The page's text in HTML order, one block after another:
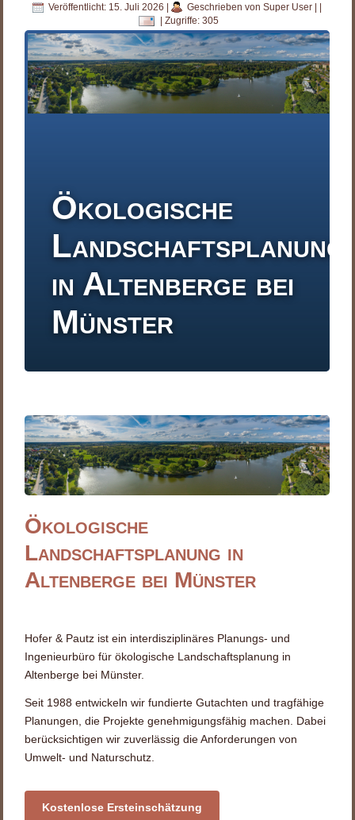
Veröffentlicht: 15. Juli 2026 | Geschrieben von Super User | |
|Zugriffe: 305
Ökologische
Landschaftsplanung
in Altenberge bei
Münster
Ökologische
Landschaftsplanung in
Altenberge bei Münster
Hofer & Pautz ist ein interdisziplinäres Planungs- und
Ingenieurbüro für ökologische Landschaftsplanung in
Altenberge bei Münster.
Seit 1988 entwickeln wir fundierte Gutachten und tragfähige
Planungen, die Projekte genehmigungsfähig machen. Dabei
berücksichtigen wir zuverlässig die Anforderungen von
Umwelt- und Naturschutz.
Kostenlose Ersteinschätzung